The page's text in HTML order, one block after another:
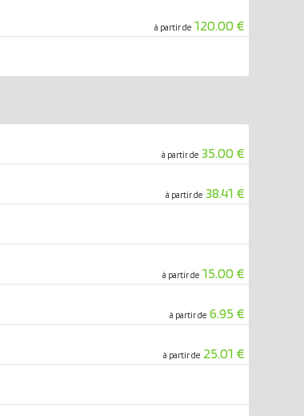
à partir de 120.00 €
à partir de 35.00 €
à partir de 38.41 €
à partir de 15.00 €
à partir de 6.95 €
à partir de 25.01 €